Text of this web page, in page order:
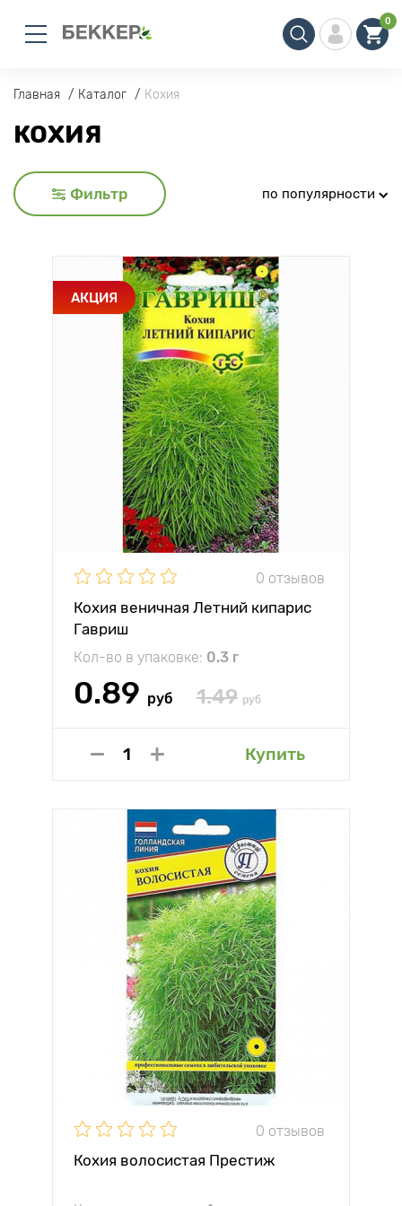
0
Главная Каталог Кохия
КОХИЯ
Фильтр по популярности
АКЦИЯ
0 отзывов
Кохия веничная Летний кипарис
Гавриш
Кол-во в упаковке: 0.3 г
0.89 руб 1.49 руб
Купить
0 отзывов
Кохия волосистая Престиж